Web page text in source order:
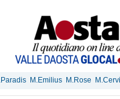
M.Emilius M.Rose